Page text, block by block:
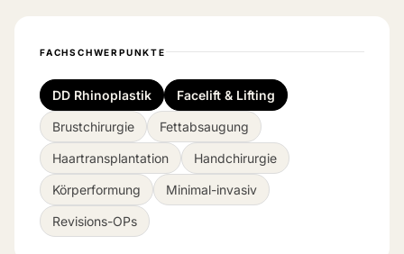
FACHSCHWERPUNKTE
DD Rhinoplastik Facelift & Lifting
Brustchirurgie Fettabsaugung
Haartransplantation Handchirurgie
Körperformung Minimal-invasiv
Revisions-OPs